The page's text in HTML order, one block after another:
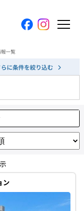
一覧
らに条件を絞り込む
ン